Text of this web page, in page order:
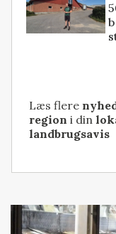
Læs flere
region i din
landbrugsavis